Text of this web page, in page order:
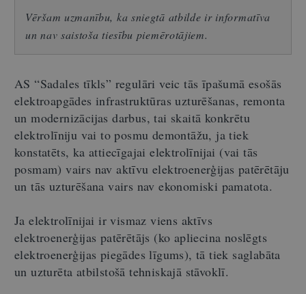
Vēršam uzmanību, ka sniegtā atbilde ir informatīva
un nav saistoša tiesību piemērotājiem.
AS “Sadales tīkls” regulāri veic tās īpašumā esošās
elektroapgādes infrastruktūras uzturēšanas, remonta
un modernizācijas darbus, tai skaitā konkrētu
elektrolīniju vai to posmu demontāžu, ja tiek
konstatēts, ka attiecīgajai elektrolīnijai (vai tās
posmam) vairs nav aktīvu elektroenerģijas patērētāju
un tās uzturēšana vairs nav ekonomiski pamatota.
Ja elektrolīnijai ir vismaz viens aktīvs
elektroenerģijas patērētājs (ko apliecina noslēgts
elektroenerģijas piegādes līgums), tā tiek saglabāta
un uzturēta atbilstošā tehniskajā stāvoklī.